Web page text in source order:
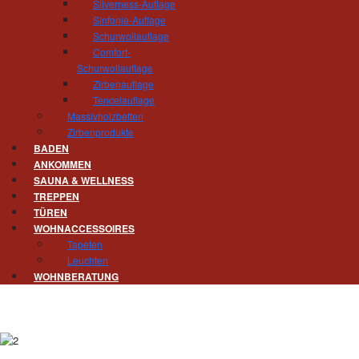
Silverness-Auflage
Sinfonie-Auflage
Schurwollauflage
Comfort-
Schurwollauflage
Zirbenauflage
Tencelauflage
Massivholzbetten
Zirbenprodukte
BADEN
ANKOMMEN
SAUNA & WELLNESS
TREPPEN
TÜREN
WOHNACCESSOIRES
Tapeten
Leuchten
WOHNBERATUNG
Gert Hösel und sein Team
Erste Einblicke finden Sie auch schon auf
Oder lassen Sie sich vorab beim Blättern